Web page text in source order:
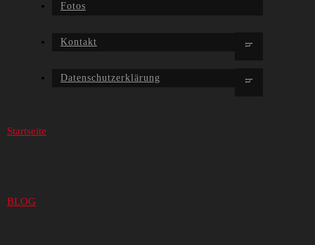
Fotos
Kontakt
Datenschutzerklärung
Startseite
BLOG